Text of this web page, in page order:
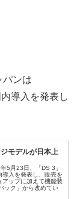
ンは
導入を発表し
モデルが日本上
5月23日、「DS 3」
入を発表し、販売を
アップに加えて機能装
ック」から改めてい